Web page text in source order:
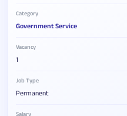
Category
Government Service
Vacancy
1
Job Type
Permanent